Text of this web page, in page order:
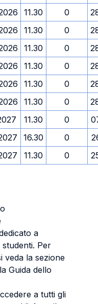
11.30 0
11.30 0
11.30 0
11.30 0
11.30 0
11.30 0
11.30 0
16.30 0
11.30 0
a
Per
veda la sezione
Guida dello
a tutti gli